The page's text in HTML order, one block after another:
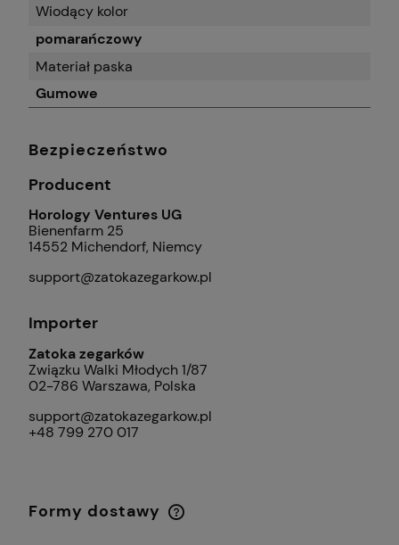
Wiodący kolor
pomarańczowy
Materiał paska
Gumowe
Bezpieczeństwo
Producent
Horology Ventures UG
Bienenfarm 25
14552 Michendorf, Niemcy
support@zatokazegarkow.pl
Importer
Zatoka zegarków
Związku Walki Młodych 1/87
02-786 Warszawa, Polska
support@zatokazegarkow.pl
+48 799 270 017
Formy dostawy
Cena nie zawiera ewentualnych kosztów